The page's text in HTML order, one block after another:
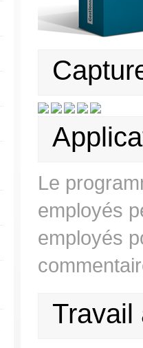
Le
employés
employés
Travail